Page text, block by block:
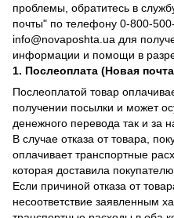
проблемы, обратитесь в
почты" по телефону 0-800-
info@novaposhta.ua для
информации и помощи в
1. Послеоплата (Новая
Послеоплатой товар
получении посылки и может
денежного перевода так и за
В случае отказа от товара,
оплачивает транспортные
которая доставила покупателю
Если причиной отказа от
несоответствие заявленным